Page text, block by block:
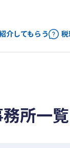
介してもらう
所一覧